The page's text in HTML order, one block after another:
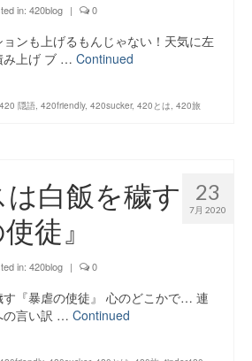
in: 420blog | 0
ンも上げるもんじゃない！天気に左
み上げ ブ … Continued
420 隠語 420friendly, 420sucker, 420とは 420旅
23
7月 2020
は白飯を穢す
徒』
in: 420blog | 0
す『暴虐の使徒』 心のどこかで… 連
の言い訳 … Continued